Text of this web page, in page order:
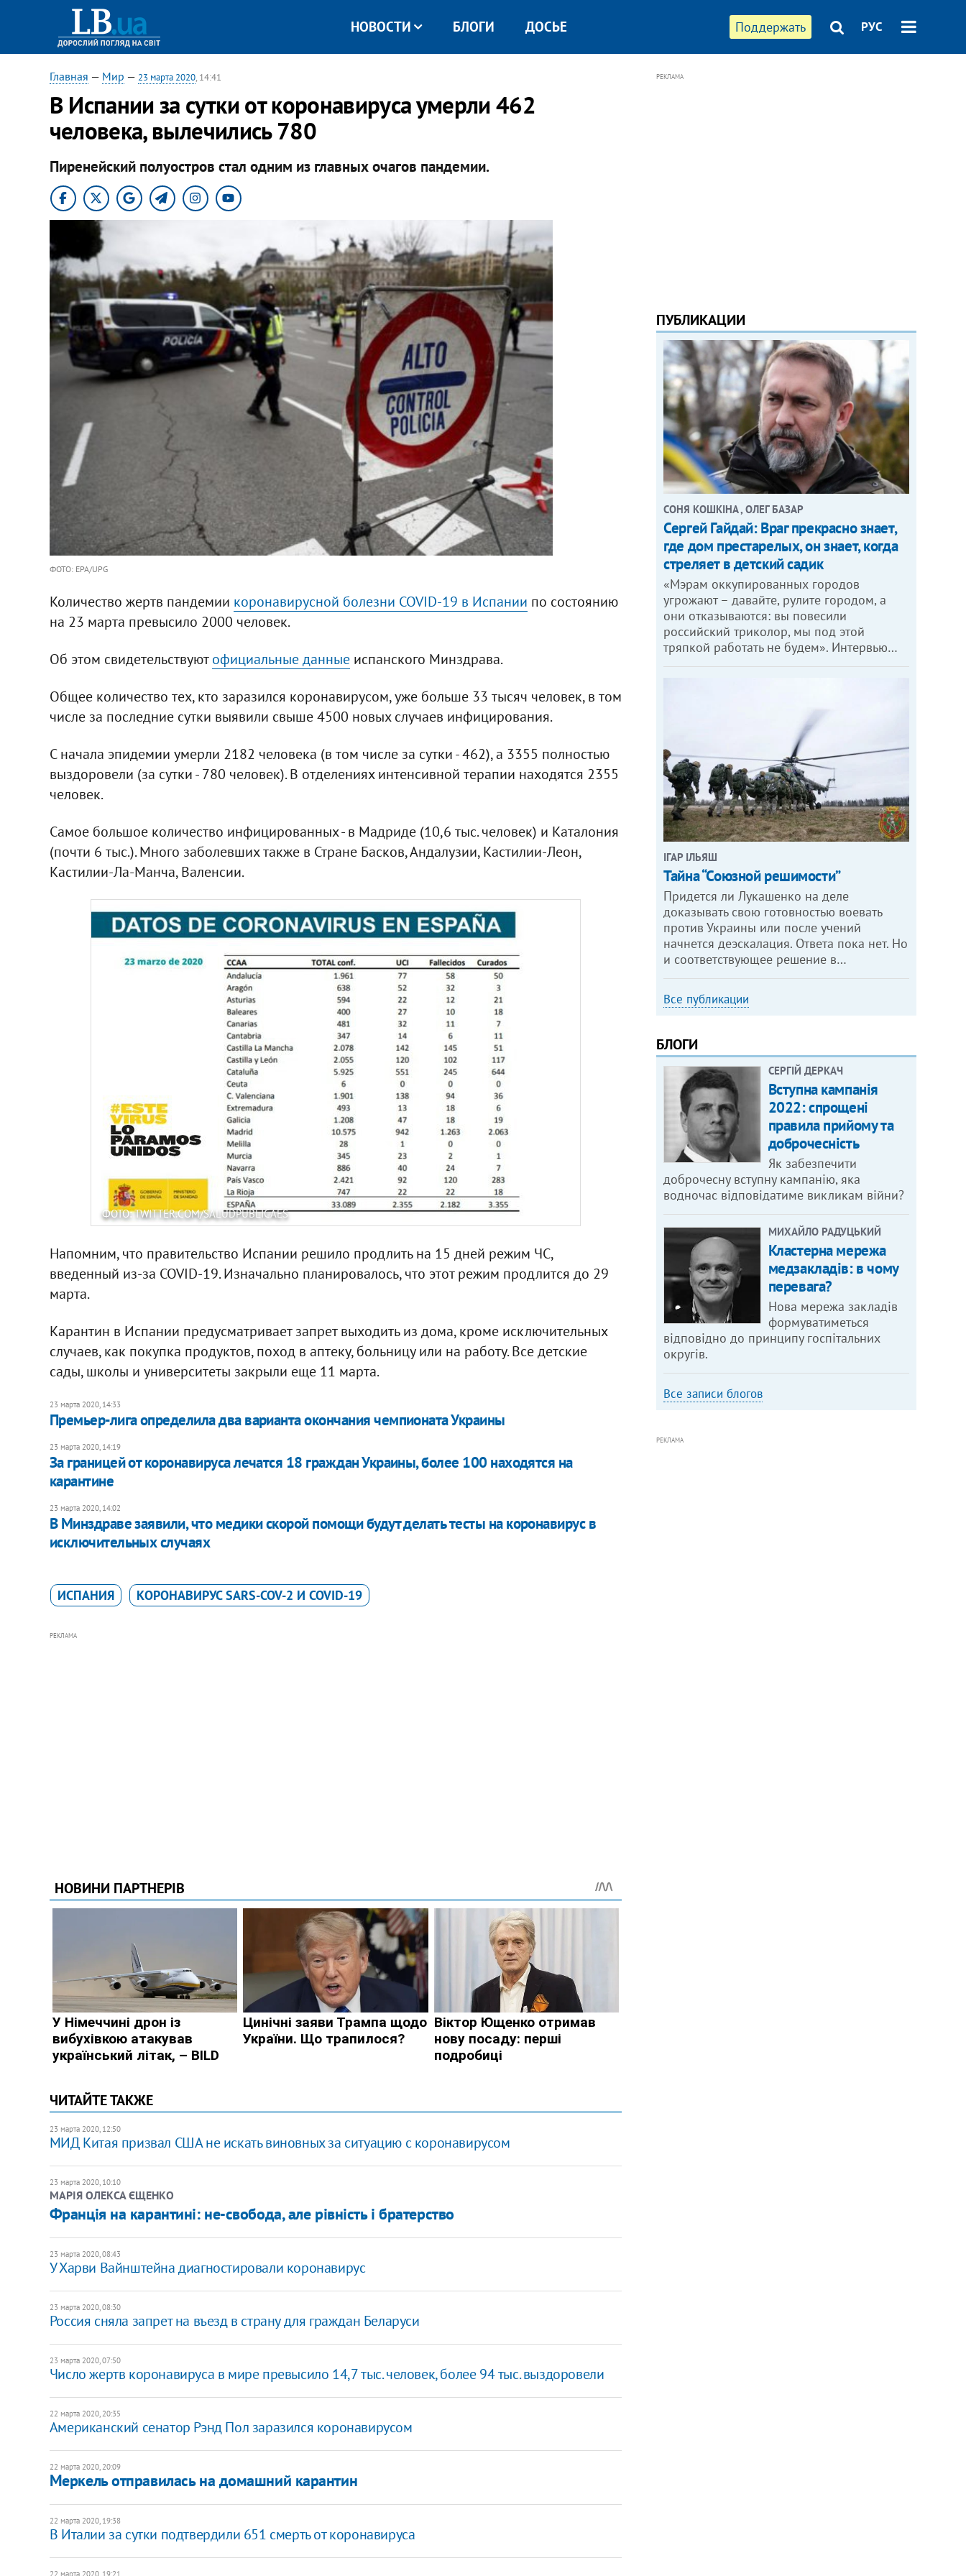
Поддержать РУС
НОВОСТИ БЛОГИ ДОСЬЕ
Главная — Мир — 23 марта 2020, 14:41
В Испании за сутки от коронавируса умерли 462
человека, вылечились 780
Пиренейский полуостров стал одним из главных очагов пандемии.
ФОТО: EPA/UPG
Количество жертв пандемии коронавирусной болезни COVID-19 в Испании по состоянию
на 23 марта превысило 2000 человек.
Об этом свидетельствуютофициальные данныеиспанского Минздрава.
Общее количество тех, кто заразился коронавирусом, уже больше 33 тысяч человек, в том
числе за последние сутки выявили свыше 4500 новых случаев инфицирования.
С начала эпидемии умерли 2182 человека (в том числе за сутки - 462), а 3355 полностью
выздоровели (за сутки - 780 человек). В отделениях интенсивной терапии находятся 2355
человек.
Самое большое количество инфицированных - в Мадриде (10,6 тыс. человек) и Каталония
(почти 6 тыс.). Много заболевших также в Стране Басков, Андалузии, Кастилии-Леон,
Кастилии-Ла-Манча, Валенсии.
ФОТО: TWITTER.COM/SALUDPUBLICAES
Напомним, что правительство Испании решило продлить на 15 дней режим ЧС,
введенный из-за COVID-19. Изначально планировалось, что этот режим продлится до 29
марта.
Карантин в Испании предусматривает запрет выходить из дома, кроме исключительных
случаев, как покупка продуктов, поход в аптеку, больницу или на работу. Все детские
сады, школы и университеты закрыли еще 11 марта.
23 марта 2020, 14:33
Премьер-лига определила два варианта окончания чемпионата Украины
23 марта 2020, 14:19
За границей от коронавируса лечатся 18 граждан Украины, более 100 находятся на
карантине
23 марта 2020, 14:02
В Минздраве заявили, что медики скорой помощи будут делать тесты на коронавирус в
исключительных случаях
ИСПАНИЯ КОРОНАВИРУС SARS-COV-2 И COVID-19
РЕКЛАМА
ЧИТАЙТЕ ТАКЖЕ
23 марта 2020, 12:50
МИД Китая призвал США не искать виновных за ситуацию с коронавирусом
23 марта 2020, 10:10
​МАРІЯ ОЛЕКСА ЄЩЕНКО
Франція на карантині: не-свобода, але рівність і братерство
23 марта 2020, 08:43
​У Харви Вайнштейна диагностировали коронавирус
23 марта 2020, 08:30
​Россия сняла запрет на въезд в страну для граждан Беларуси
23 марта 2020, 07:50
Число жертв коронавируса в мире превысило 14,7 тыс. человек, более 94 тыс. выздоровели
22 марта 2020, 20:35
Американский сенатор Рэнд Пол заразился коронавирусом
22 марта 2020, 20:09
Меркель отправилась на домашний карантин
22 марта 2020, 19:38
​В Италии за сутки подтвердили 651 смерть от коронавируса
22 марта 2020, 19:21
РЕКЛАМА
ПУБЛИКАЦИИ
СОНЯ КОШКІНА , ОЛЕГ БАЗАР
Сергей Гайдай: Враг прекрасно знает,
где дом престарелых, он знает, когда
стреляет в детский садик
«Мэрам оккупированных городов
угрожают – давайте, рулите городом, а
они отказываются: вы повесили
российский триколор, мы под этой
тряпкой работать не будем». Интервью…
ІГАР ІЛЬЯШ
Тайна “Союзной решимости”
Придется ли Лукашенко на деле
доказывать свою готовностью воевать
против Украины или после учений
начнется деэскалация. Ответа пока нет. Но
и соответствующее решение в…
Все публикации
БЛОГИ
СЕРГІЙ ДЕРКАЧ
Вступна кампанія
2022: спрощені
правила прийому та
доброчесність
Як забезпечити
доброчесну вступну кампанію, яка
водночас відповідатиме викликам війни?
МИХАЙЛО РАДУЦЬКИЙ
Кластерна мережа
медзакладів: в чому
перевага?
Нова мережа закладів
формуватиметься
відповідно до принципу госпітальних
округів.
Все записи блогов
РЕКЛАМА